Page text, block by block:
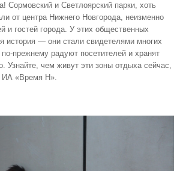
Сормовский и Светлоярский парки, хоть
от центра Нижнего Новгорода, неизменно
и гостей города. У этих общественных
история — они стали свидетелями многих
радуют посетителей и хранят
Узнайте, чем живут эти зоны отдыха сейчас,
ИА «Время Н».